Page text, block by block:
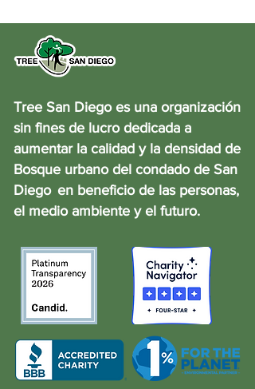
Tree San Diego es una organización
sin fines de lucro dedicada a
aumentar la calidad y la densidad de
Bosque urbano del condado de San
Diego en beneficio de las personas,
el medio ambiente y el futuro.